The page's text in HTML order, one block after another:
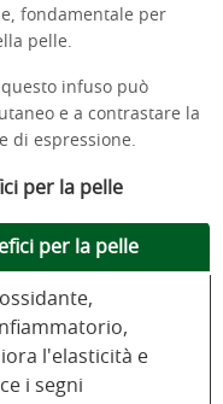
fondamentale per
pelle.
infuso può
e a contrastare la
di espressione.
per la pelle
per la pelle
l'elasticità e
i segni